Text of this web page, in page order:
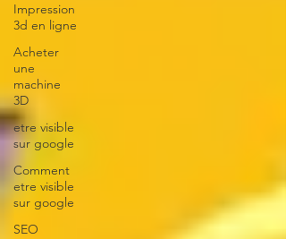
Impression
3d en ligne
Acheter
une
machine
3D
etre visible
sur google
Comment
etre visible
sur google
SEO